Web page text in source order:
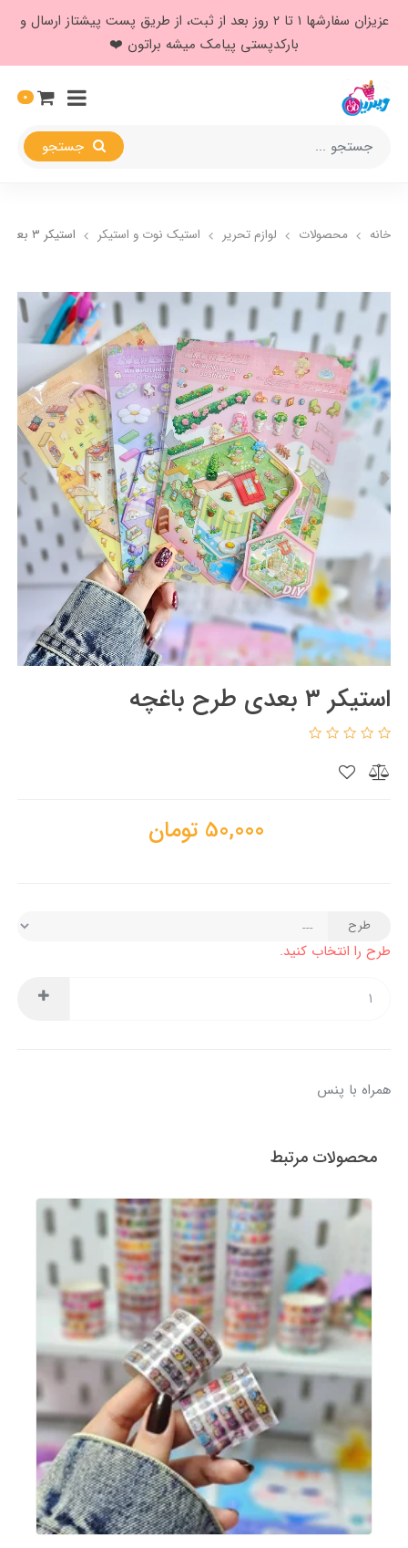
عزیزان سفارشها ۱ تا ۲ روز بعد از ثبت، از طریق پست پیشتاز ارسال و
بارکدپستی پیامک میشه براتون ❤️
0
خانه محصولات لوازم تحریر استیک نوت و استیکر استیکر ۳ بعدی طرح باغچه
استیکر ۳ بعدی طرح باغچه
50,000 تومان
طرح
طرح را انتخاب کنید.
همراه با پنس
محصولات مرتبط